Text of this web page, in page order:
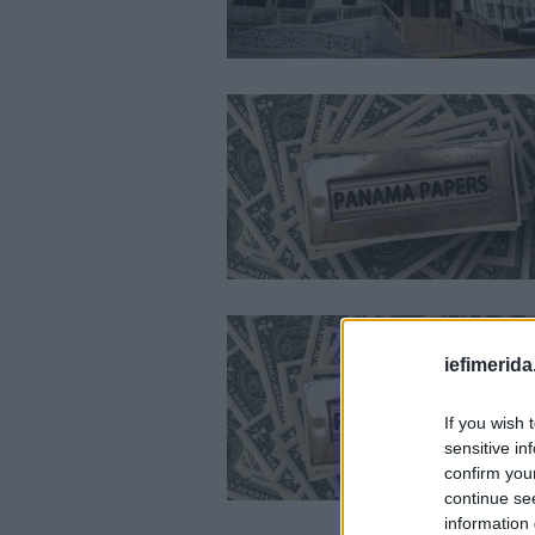
If you wish
sensitive
confirm
continue
information